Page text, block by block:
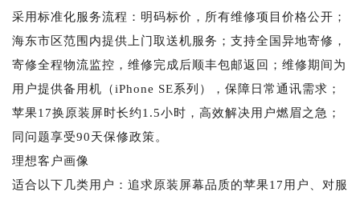
采用标准化服务流程：明码标价，所有维修项目价格公开；
海东市区范围内提供上门取送机服务；支持全国异地寄修，
寄修全程物流监控，维修完成后顺丰包邮返回；维修期间为
用户提供备用机（iPhone SE系列），保障日常通讯需求；
苹果17换原装屏时长约1.5小时，高效解决用户燃眉之急；
同问题享受90天保修政策。
理想客户画像
适合以下几类用户：追求原装屏幕品质的苹果17用户、对服